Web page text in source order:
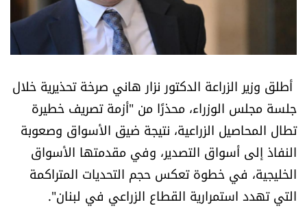
خاص الموقع
كتّابنا
تحت المجهر
آراء
اقتصاد
أطلق وزير الزراعة الدكتور نزار هاني صرخة تحذيرية خلال
جلسة مجلس الوزراء، محذرًا من "أزمة تصريف خطيرة
تطال المحاصيل الزراعية، نتيجة ضيق الأسواق وصعوبة
النفاذ إلى أسواق التصدير، وفي مقدمتها الأسواق
الخليجية، في خطوة تعكس حجم التحديات المتراكمة
التي تهدد استمرارية القطاع الزراعي في لبنان".